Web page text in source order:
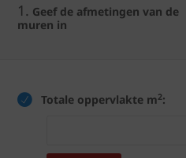
1. Geef de afmetingen van de
muren in
Totale oppervlakte m2: